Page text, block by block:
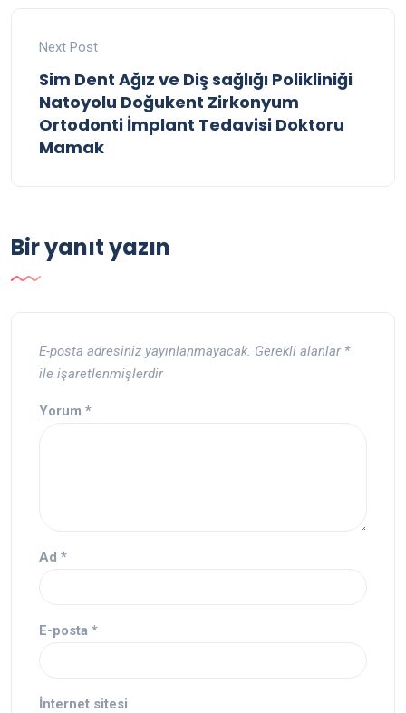
Next Post
Sim Dent Ağız ve Diş sağlığı Polikliniği
Natoyolu Doğukent Zirkonyum
Ortodonti İmplant Tedavisi Doktoru
Mamak
Bir yanıt yazın
E-posta adresiniz yayınlanmayacak. Gerekli alanlar *
ile işaretlenmişlerdir
Yorum *
Ad *
E-posta *
İnternet sitesi